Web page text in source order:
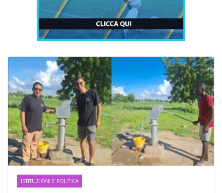
ISTITUZIONI E POLITICA